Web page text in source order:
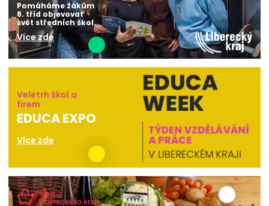
Pomáháme žákům
8. tříd objevovat
svět středních škol.
Více zde
Veletrh škol a
firem
EDUCA EXPO
Více zde